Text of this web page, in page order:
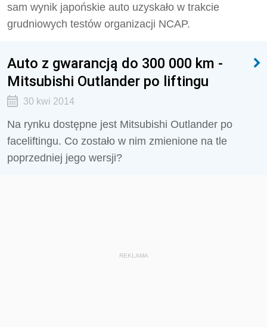
sam wynik japońskie auto uzyskało w trakcie
grudniowych testów organizacji NCAP.
Auto z gwarancją do 300 000 km -
Mitsubishi Outlander po liftingu
30 kwi 2014
Na rynku dostępne jest Mitsubishi Outlander po
faceliftingu. Co zostało w nim zmienione na tle
poprzedniej jego wersji?
REKLAMA